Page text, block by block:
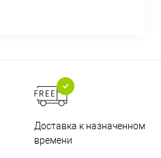
Доставка к назначенному
времени